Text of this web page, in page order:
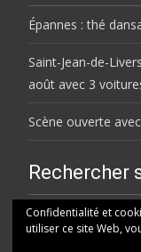
Épannes : thé
Saint-Jean-de-
août avec 3
Scène ouverte
Rechercher
Rechercher
Confidentialité et
utiliser ce site Web,